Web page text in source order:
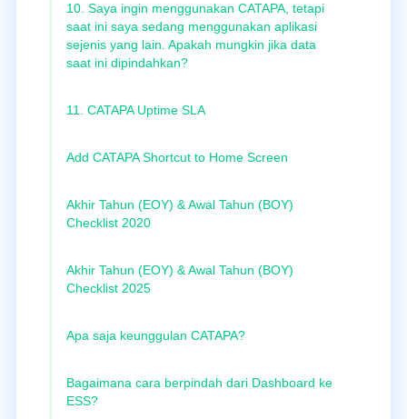
10. Saya ingin menggunakan CATAPA, tetapi
saat ini saya sedang menggunakan aplikasi
sejenis yang lain. Apakah mungkin jika data
saat ini dipindahkan?
11. CATAPA Uptime SLA
Add CATAPA Shortcut to Home Screen
Akhir Tahun (EOY) & Awal Tahun (BOY)
Checklist 2020
Akhir Tahun (EOY) & Awal Tahun (BOY)
Checklist 2025
Apa saja keunggulan CATAPA?
Bagaimana cara berpindah dari Dashboard ke
ESS?